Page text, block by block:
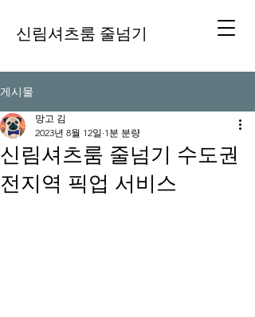
신림셔츠룸 줄넘기
게시물
신림셔츠룸 줄넘기 수도권
전지역 픽업 서비스
망고 김
2023년 8월 12일 1분 분량